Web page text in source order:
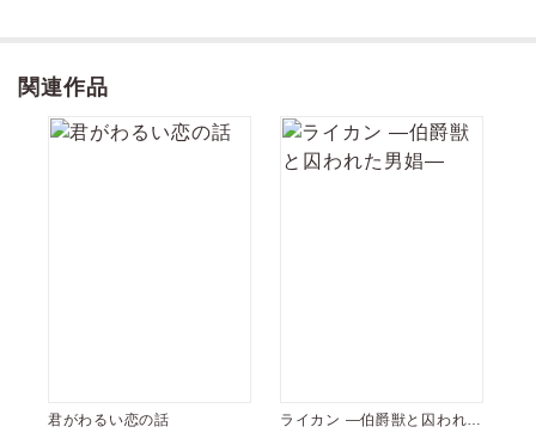
関連作品
君がわるい恋の話
ライカン ―伯爵獣と囚われた